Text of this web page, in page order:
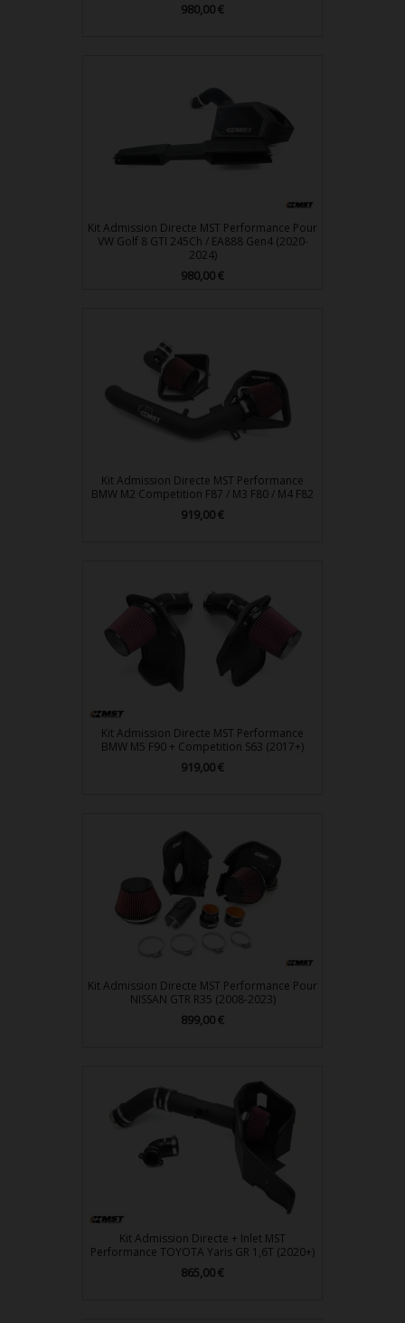
Prix
980,00 €
Kit Admission Directe MST Performance Pour
VW Golf 8 GTI 245Ch / EA888 Gen4 (2020-
2024)
Prix
980,00 €
Kit Admission Directe MST Performance
BMW M2 Competition F87 / M3 F80 / M4 F82
Prix
919,00 €
Kit Admission Directe MST Performance
BMW M5 F90 + Competition S63 (2017+)
Prix
919,00 €
Kit Admission Directe MST Performance Pour
NISSAN GTR R35 (2008-2023)
Prix
899,00 €
Kit Admission Directe + Inlet MST
Performance TOYOTA Yaris GR 1,6T (2020+)
Prix
865,00 €